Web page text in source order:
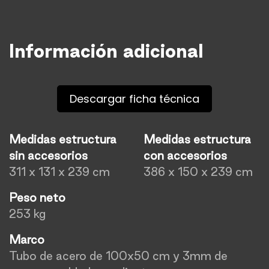
Información adicional
Descargar ficha técnica
Medidas estructura
sin accesorios
311 x 131 x 239 cm
Medidas estructura
con accesorios
386 x 150 x 239 cm
Peso neto
253 kg
Marco
Tubo de acero de 100x50 cm y 3mm de